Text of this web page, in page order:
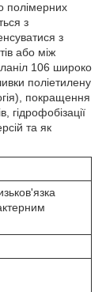
полімерних
з
з
або між
106 широко
поліетилену
покращення
гідрофобізації
та як